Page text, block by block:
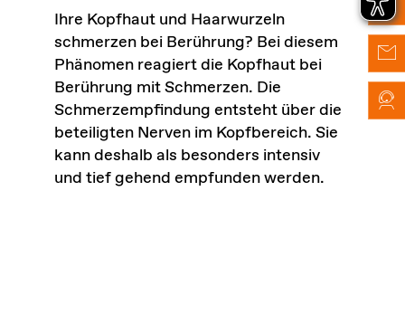
Service
Treppenliftberatung
Über Uns & Kontakt
Suche
nach:
Ihre Kopfhaut und Haarwurzeln
schmerzen bei Berührung? Bei diesem
Phänomen reagiert die Kopfhaut bei
Berührung mit Schmerzen. Die
Schmerzempfindung entsteht über die
beteiligten Nerven im Kopfbereich. Sie
kann deshalb als besonders intensiv
und tief gehend empfunden werden.